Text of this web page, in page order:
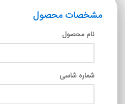
مشخصات محصول
نام محصول
شماره شاسی